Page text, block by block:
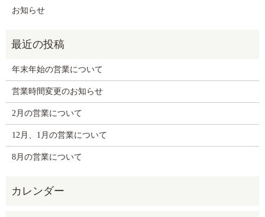
お知らせ
年末年始の営業について
営業時間変更のお知らせ
2月の営業について
12月、1月の営業について
8月の営業について